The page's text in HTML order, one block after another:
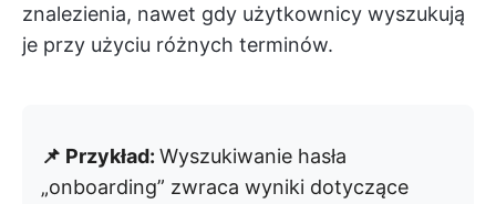
znalezienia, nawet gdy użytkownicy wyszukują
je przy użyciu różnych terminów.
📌 Przykład: Wyszukiwanie hasła
„onboarding” zwraca wyniki dotyczące